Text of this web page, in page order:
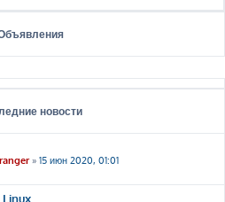
новости
» 15 июн 2020, 01:01